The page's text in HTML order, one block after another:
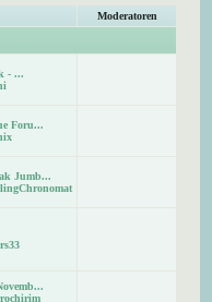
Moderatoren
- ...
Foru...
Jumb...